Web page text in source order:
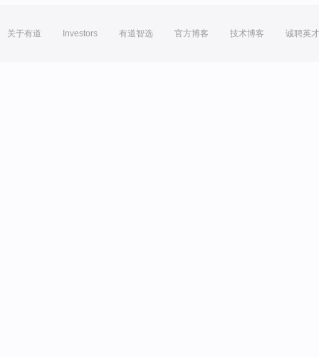
关于有道 Investors 有道智选 官方博客 技术博客 诚聘英才